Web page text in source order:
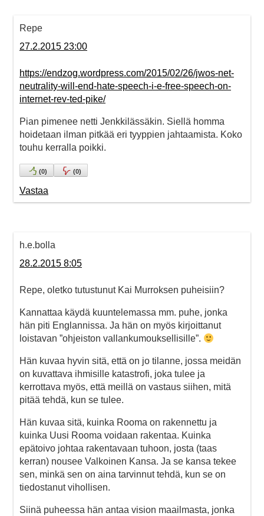
Repe
27.2.2015 23:00
https://endzog.wordpress.com/2015/02/26/jwos-net-
neutrality-will-end-hate-speech-i-e-free-speech-on-
internet-rev-ted-pike/
Pian pimenee netti Jenkkilässäkin. Siellä homma
hoidetaan ilman pitkää eri tyyppien jahtaamista. Koko
touhu kerralla poikki.
(0) (0)
Vastaa
h.e.bolla
28.2.2015 8:05
Repe, oletko tutustunut Kai Murroksen puheisiin?
Kannattaa käydä kuuntelemassa mm. puhe, jonka
hän piti Englannissa. Ja hän on myös kirjoittanut
loistavan ”ohjeiston vallankumouksellisille”.
Hän kuvaa hyvin sitä, että on jo tilanne, jossa meidän
on kuvattava ihmisille katastrofi, joka tulee ja
kerrottava myös, että meillä on vastaus siihen, mitä
pitää tehdä, kun se tulee.
Hän kuvaa sitä, kuinka Rooma on rakennettu ja
kuinka Uusi Rooma voidaan rakentaa. Kuinka
epätoivo johtaa rakentavaan tuhoon, josta (taas
kerran) nousee Valkoinen Kansa. Ja se kansa tekee
sen, minkä sen on aina tarvinnut tehdä, kun se on
tiedostanut vihollisen.
Siinä puheessa hän antaa vision maailmasta, jonka